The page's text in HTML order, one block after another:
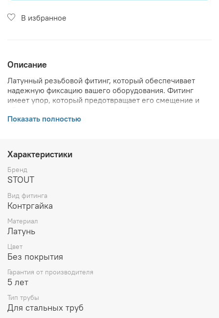
В избранное
Описание
Латунный резьбовой фитинг, который обеспечивает
надежную фиксацию вашего оборудования. Фитинг
имеет упор, который предотвращает его смещение и
и основываются на последних доступных сведениях от
производителя. Производитель оставляет за собой
право в любой момент без обязательного извещения
характеристики, не ухудшающие потребительских
свойств товара.
Показать полностью
Характеристики
Бренд
STOUT
Вид фитинга
Контргайка
Материал
Латунь
Цвет
Без покрытия
Гарантия от производителя
5 лет
Тип трубы
Для стальных труб